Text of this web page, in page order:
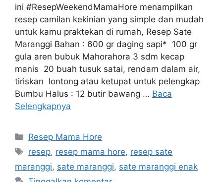
ini #ResepWeekendMamaHore menampilkan
resep camilan kekinian yang simple dan mudah
untuk kamu praktekan di rumah, Resep Sate
Maranggi Bahan : 600 gr daging sapi* 100 gr
gula aren bubuk Mahorahora 3 sdm kecap
manis 20 buah tusuk satai, rendam dalam air,
tiriskan lontong atau ketupat untuk pelengkap
Bumbu Halus : 12 butir bawang … Baca
Selengkapnya
Resep Mama Hore
resep, resep mama hore, resep sate
maranggi, sate maranggi, sate maranggi enak